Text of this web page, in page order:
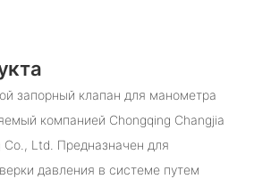
запорный клапан для манометра
компанией Chongqing Changjia
Ltd. Предназначен для
давления в системе путем